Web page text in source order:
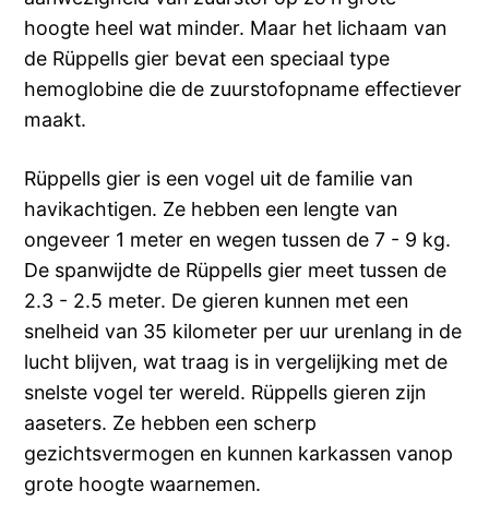
hoogte heel wat minder. Maar het lichaam van
de Rüppells gier bevat een speciaal type
hemoglobine die de zuurstofopname effectiever
maakt.
Rüppells gier is een vogel uit de familie van
havikachtigen. Ze hebben een lengte van
ongeveer 1 meter en wegen tussen de 7 - 9 kg.
De spanwijdte de Rüppells gier meet tussen de
2.3 - 2.5 meter. De gieren kunnen met een
snelheid van 35 kilometer per uur urenlang in de
lucht blijven, wat traag is in vergelijking met de
snelste vogel ter wereld. Rüppells gieren zijn
aaseters. Ze hebben een scherp
gezichtsvermogen en kunnen karkassen vanop
grote hoogte waarnemen.